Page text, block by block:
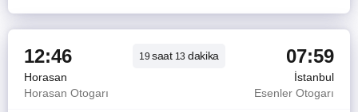
12:46 19saat13 dakika 07:59
Horasan
İstanbul
Horasan Otogarı
Esenler Otogarı